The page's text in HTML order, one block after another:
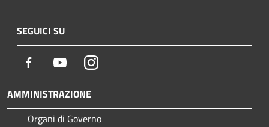
SEGUICI SU
Facebook YoutubeInstagram
AMMINISTRAZIONE
Organi di Governo